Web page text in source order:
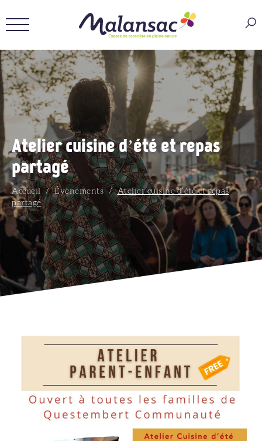
Atelier cuisine d’été et repas
partagé
Accueil / Évènements / Atelier cuisine d’été et repas
partagé